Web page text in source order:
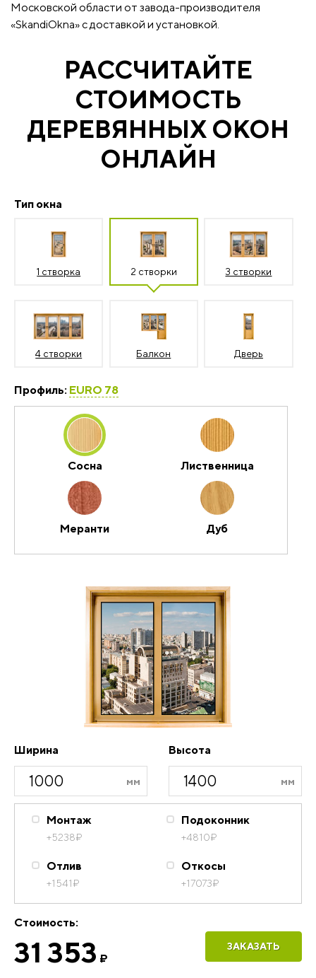
Московской области от завода-производителя
«SkandiOkna» с доставкой и установкой.
РАССЧИТАЙТЕ
СТОИМОСТЬ
ДЕРЕВЯННЫХ ОКОН
ОНЛАЙН
Тип окна
1 створка 2 створки 3 створки
4 створки Балкон Дверь
Профиль: EURO 78
Сосна Лиственница
Меранти Дуб
Ширина Высота
Монтаж
+5238₽
Подоконник
+4810₽
Отлив
+1541₽
Откосы
+17073₽
Стоимость:
31 353 ₽
ЗАКАЗАТЬ